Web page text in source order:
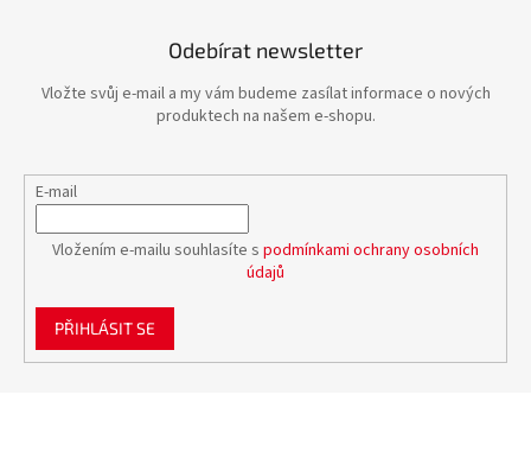
Odebírat newsletter
Vložte svůj e-mail a my vám budeme zasílat informace o nových
produktech na našem e-shopu.
E-mail
Vložením e-mailu souhlasíte s podmínkami ochrany osobních
údajů
PŘIHLÁSIT SE